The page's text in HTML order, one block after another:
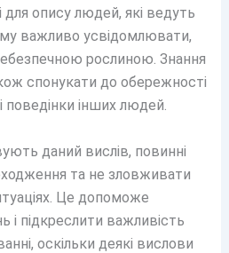
опису людей, які ведуть
важливо усвідомлювати,
рослиною. Знання
спонукати до обережності
поведінки інших людей.
даний вислів, повинні
та не зловживати
Це допоможе
і підкреслити важливість
оскільки деякі вислови